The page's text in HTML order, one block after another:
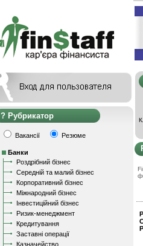
Рубрикатор
Вакансії Резюме
Банки
Роздрібний бізнес
Середній та малий бізнес
Корпоративний бізнес
Міжнародний бізнес
Інвестиційний бізнес
Ризик-менеджмент
Кредитування
Заставні операції
Казначейство